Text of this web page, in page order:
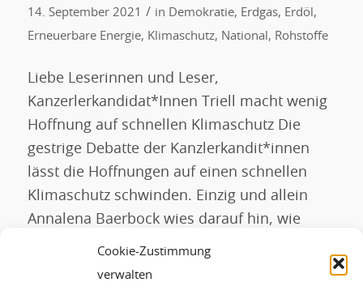
Cookie-Zustimmung
verwalten
14. September 2021 / in Demokratie, Erdgas, Erdöl ,
Erneuerbare Energie, Klimaschutz, National , Rohstoffe
Liebe Leserinnen und Leser,
Kanzerlerkandidat*Innen Triell macht wenig
Hoffnung auf schnellen Klimaschutz Die
gestrige Debatte der Kanzlerkandit*innen
lässt die Hoffnungen auf einen schnellen
Klimaschutz schwinden. Einzig und allein
Annalena Baerbock wies darauf hin, wie
entscheidend diese Wahl ist, um die
politischen Weichenstellungen so zu legen,